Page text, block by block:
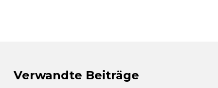
Verwandte Beiträge